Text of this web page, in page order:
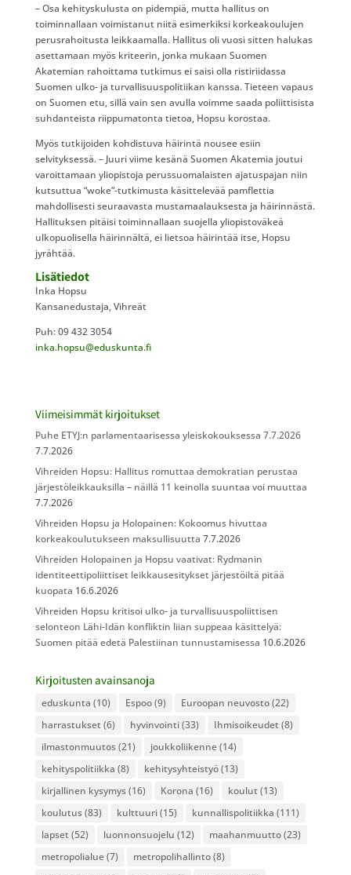
–⁠ Osa kehityskulusta on pidempiä, mutta hallitus on
toiminnallaan voimistanut niitä esimerkiksi korkeakoulujen
perusrahoitusta leikkaamalla. Hallitus oli vuosi sitten halukas
asettamaan myös kriteerin, jonka mukaan Suomen
Akatemian rahoittama tutkimus ei saisi olla ristiriidassa
Suomen ulko- ja turvallisuuspolitiikan kanssa. Tieteen vapaus
on Suomen etu, sillä vain sen avulla voimme saada poliittisista
suhdanteista riippumatonta tietoa, Hopsu korostaa.
Myös tutkijoiden kohdistuva häirintä nousee esiin
selvityksessä. –⁠ Juuri viime kesänä Suomen Akatemia joutui
varoittamaan yliopistoja perussuomalaisten ajatuspajan niin
kutsuttua “woke”-tutkimusta käsittelevää pamflettia
mahdollisesti seuraavasta mustamaalauksesta ja häirinnästä.
Hallituksen pitäisi toiminnallaan suojella yliopistoväkeä
ulkopuolisella häirinnältä, ei lietsoa häirintää itse, Hopsu
jyrähtää.
Lisätiedot
Inka Hopsu
Kansanedustaja, Vihreät
Puh: 09 432 3054
inka.hopsu@eduskunta.fi
Viimeisimmät kirjoitukset
Puhe ETYJ:n parlamentaarisessa yleiskokouksessa 7.7.2026
7.7.2026
Vihreiden Hopsu: Hallitus romuttaa demokratian perustaa
järjestöleikkauksilla – näillä 11 keinolla suuntaa voi muuttaa
7.7.2026
Vihreiden Hopsu ja Holopainen: Kokoomus hivuttaa
korkeakoulutukseen maksullisuutta 7.7.2026
Vihreiden Holopainen ja Hopsu vaativat: Rydmanin
identiteettipoliittiset leikkausesitykset järjestöiltä pitää
kuopata 16.6.2026
Vihreiden Hopsu kritisoi ulko- ja turvallisuuspoliittisen
selonteon Lähi-Idän konfliktin liian suppeaa käsittelyä:
Suomen pitää edetä Palestiinan tunnustamisessa 10.6.2026
Kirjoitusten avainsanoja
eduskunta (10) Espoo(9) Euroopan neuvosto(22)
harrastukset (6) hyvinvointi(33) Ihmisoikeudet (8)
ilmastonmuutos(21) joukkoliikenne(14)
kehityspolitiikka (8) kehitysyhteistyö(13)
kirjallinen kysymys(16) Korona (16) koulut (13)
koulutus(83) kulttuuri(15) kunnallispolitiikka (111)
lapset (52) luonnonsuojelu (12) maahanmuutto(23)
metropolialue(7) metropolihallinto(8)